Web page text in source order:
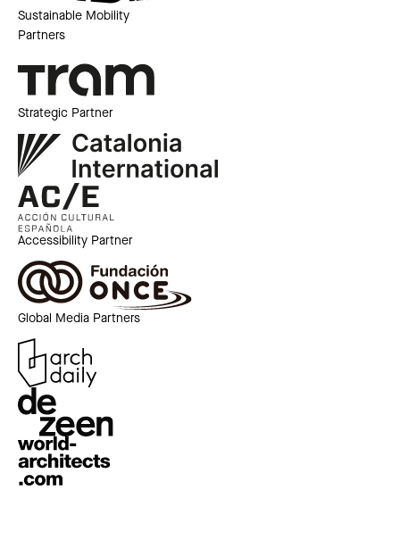
Sustainable Mobility
Partners
Strategic Partner
Accessibility Partner
Global Media Partners